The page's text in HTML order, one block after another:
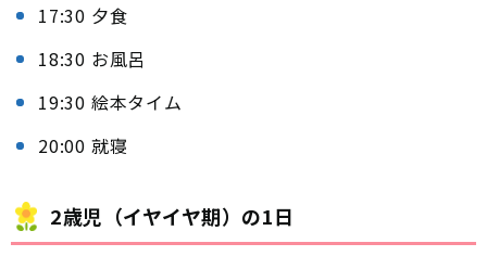
17:30 夕食
18:30 お風呂
19:30 絵本タイム
20:00 就寝
2歳児（イヤイヤ期）の1日